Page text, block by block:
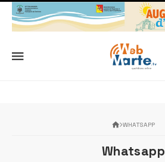
WHATSAPP
Whatsapp